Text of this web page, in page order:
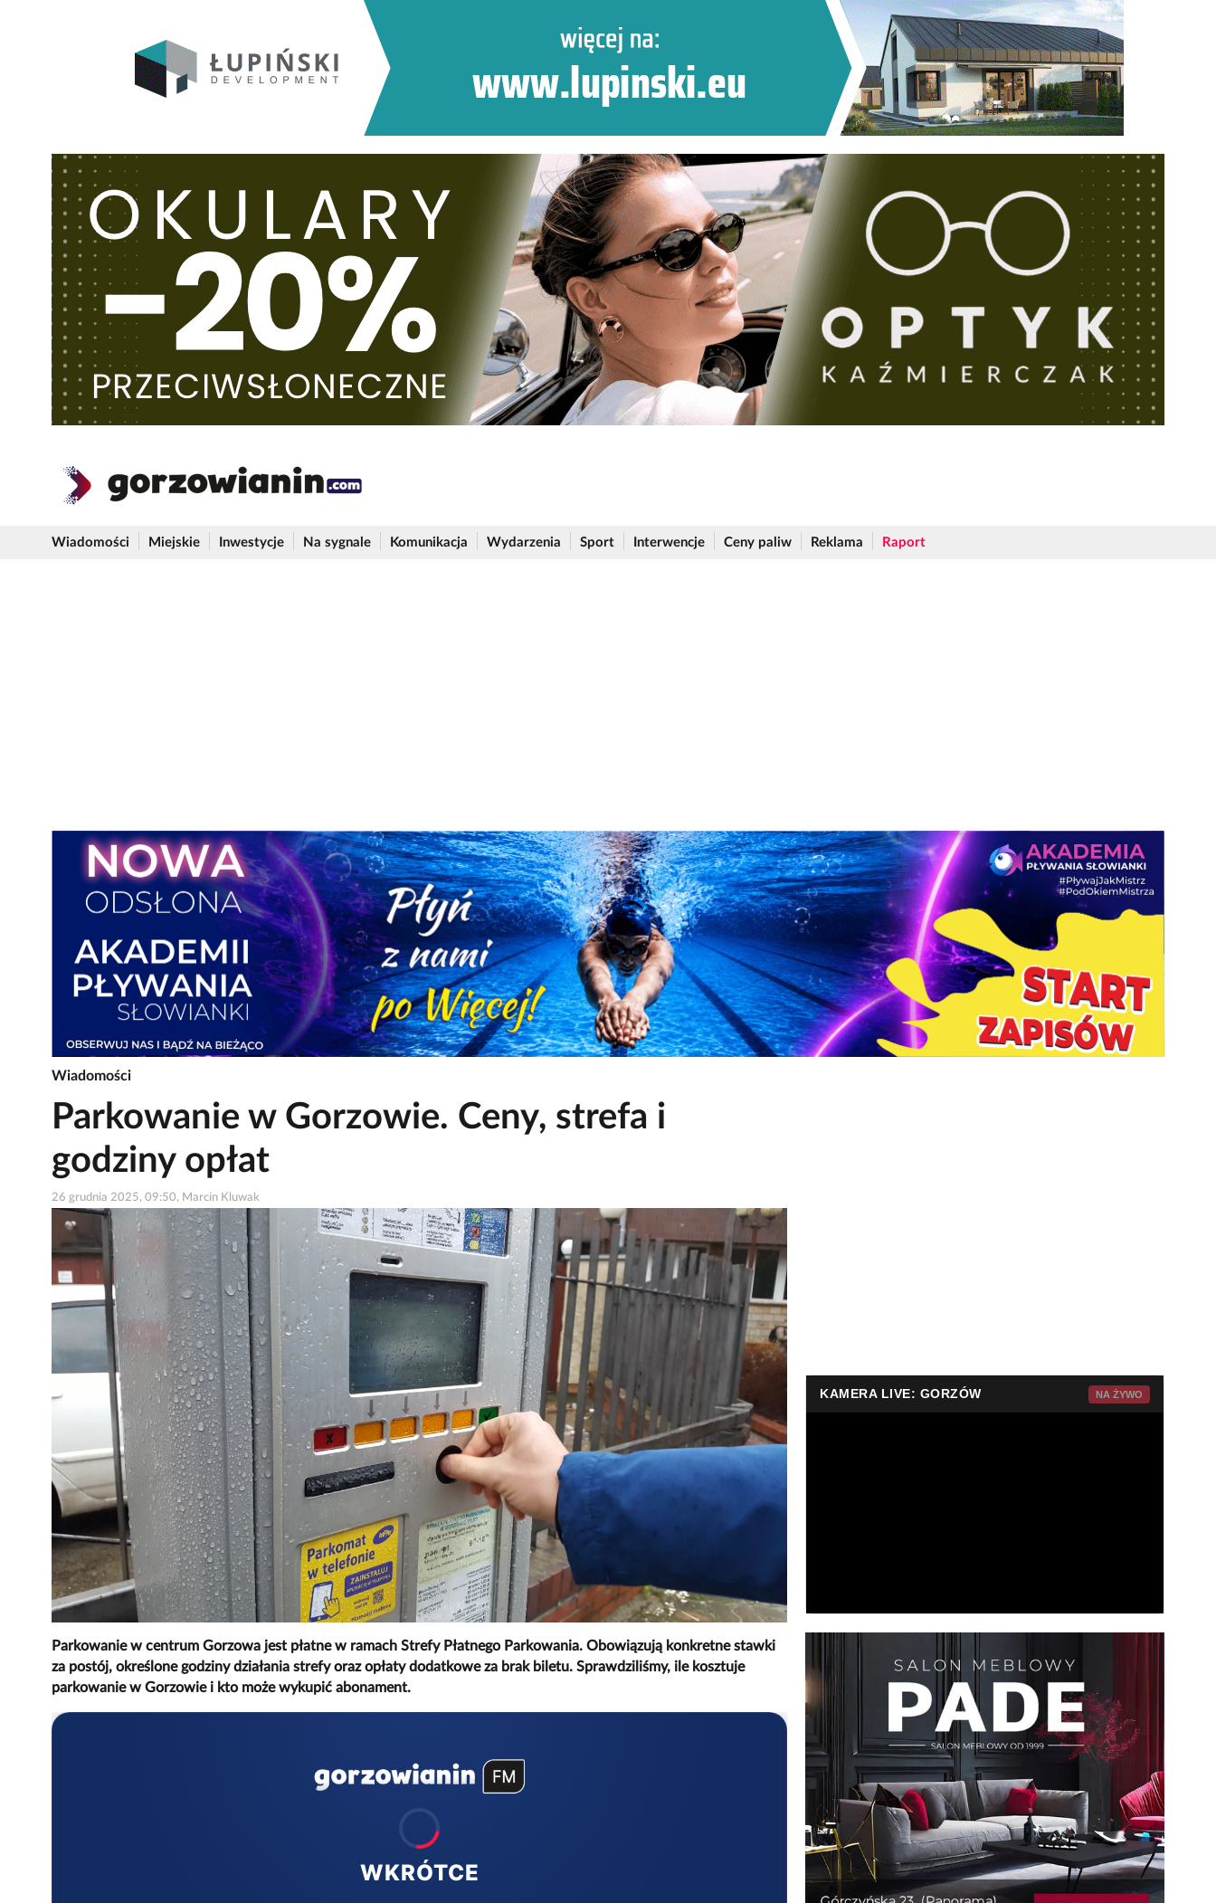
Wiadomości Miejskie Inwestycje Na sygnale Komunikacja Wydarzenia Sport Interwencje Ceny paliw Reklama Raport
Wiadomości
Parkowanie w Gorzowie. Ceny, strefa i
godziny opłat
26 grudnia 2025, 09:50, Marcin Kluwak
Parkowanie w centrum Gorzowa jest płatne w ramach Strefy Płatnego Parkowania. Obowiązują konkretne stawki
za postój, określone godziny działania strefy oraz opłaty dodatkowe za brak biletu. Sprawdziliśmy, ile kosztuje
parkowanie w Gorzowie i kto może wykupić abonament.
WKRÓTCE
KAMERA LIVE: GORZÓW NA ŻYWO